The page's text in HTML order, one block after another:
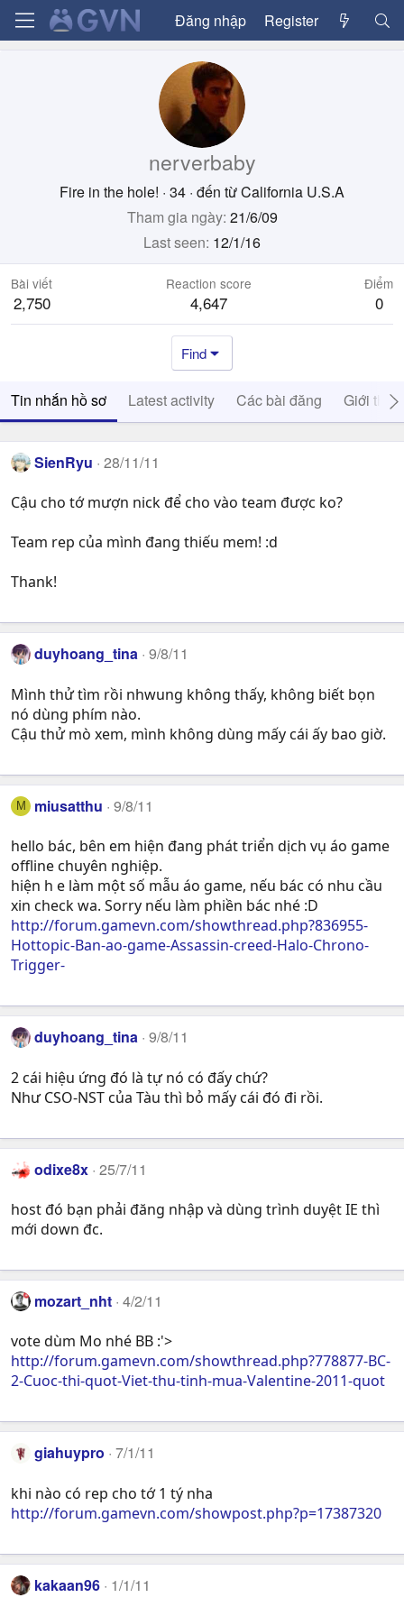
Đăng nhập Register
nerverbaby
Fire in the hole! · 34 · đến từCalifornia U.S.A
Tham gia ngày 21/6/09
Last seen 12/1/16
Bài viết
2,750
Reaction score
4,647
Điểm
0
Find
Tin nhắn hồ sơ Latest activity Các bài đăng Giới thiệu
SienRyu 28/11/11
Cậu cho tớ mượn nick để cho vào team được ko?
Team rep của mình đang thiếu mem! :d
Thank!
duyhoang_tina 9/8/11
Mình thử tìm rồi nhwung không thấy, không biết bọn
nó dùng phím nào.
Cậu thử mò xem, mình không dùng mấy cái ấy bao giờ.
M miusatthu 9/8/11
hello bác, bên em hiện đang phát triển dịch vụ áo game
offline chuyên nghiệp.
hiện h e làm một số mẫu áo game, nếu bác có nhu cầu
xin check wa. Sorry nếu làm phiền bác nhé :D
http://forum.gamevn.com/showthread.php?836955-
Hottopic-Ban-ao-game-Assassin-creed-Halo-Chrono-
Trigger-
duyhoang_tina 9/8/11
2 cái hiệu ứng đó là tự nó có đấy chứ?
Như CSO-NST của Tàu thì bỏ mấy cái đó đi rồi.
odixe8x 25/7/11
host đó bạn phải đăng nhập và dùng trình duyệt IE thì
mới down đc.
mozart_nht 4/2/11
vote dùm Mo nhé BB :'>
http://forum.gamevn.com/showthread.php?778877-BC-
2-Cuoc-thi-quot-Viet-thu-tinh-mua-Valentine-2011-quot
giahuypro 7/1/11
khi nào có rep cho tớ 1 tý nha
http://forum.gamevn.com/showpost.php?p=17387320
kakaan96 1/1/11